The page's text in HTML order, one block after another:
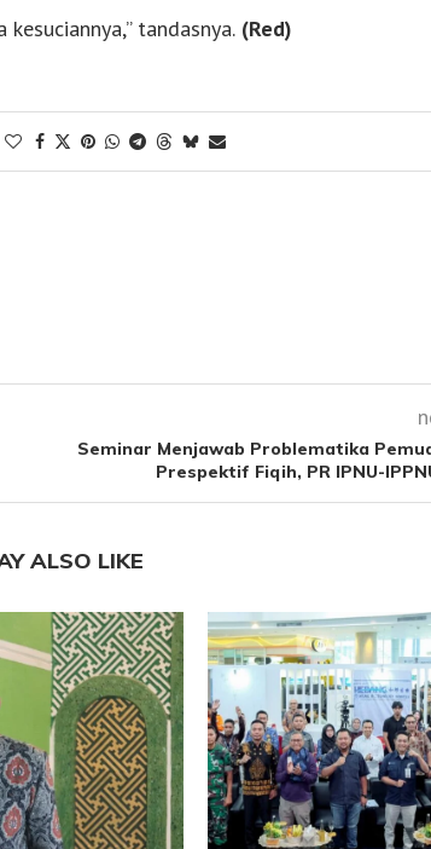
tandasnya. (Red)
Seminar Menjawab Problematika
Prespektif Fiqih, PR IPNU-
ALSO LIKE